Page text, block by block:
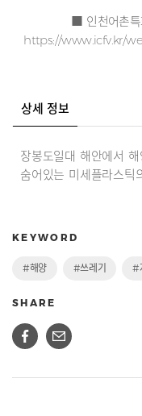
■ 인천어촌특
https://www.icfv.kr/
상세 정보
장봉도일대 해안에서
숨어있는 미세플라스틱
KEYWORD
#해양 #쓰레기 #
SHARE